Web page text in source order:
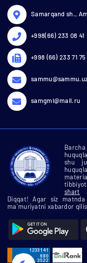
Samarqand sh.,
+998(66) 233 08 41
+998 (66) 233 71 75
samgmi@mail.ru
shu
shart
Diqqat! Agar siz
ma`muriyatni xabardor